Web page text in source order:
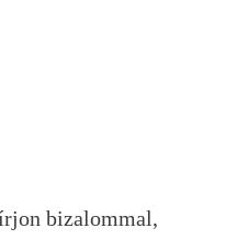
bizalommal,